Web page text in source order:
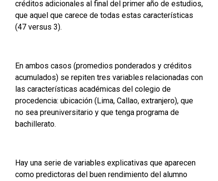
créditos adicionales al final del primer año de estudios,
que aquel que carece de todas estas características
(47 versus 3).
En ambos casos (promedios ponderados y créditos
acumulados) se repiten tres variables relacionadas con
las características académicas del colegio de
procedencia: ubicación (Lima, Callao, extranjero), que
no sea preuniversitario y que tenga programa de
bachillerato.
Hay una serie de variables explicativas que aparecen
como predictoras del buen rendimiento del alumno